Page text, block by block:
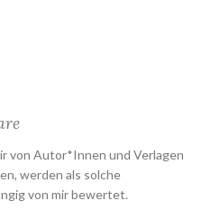
von Autor*Innen und Verlagen
werden als solche
von mir bewertet.